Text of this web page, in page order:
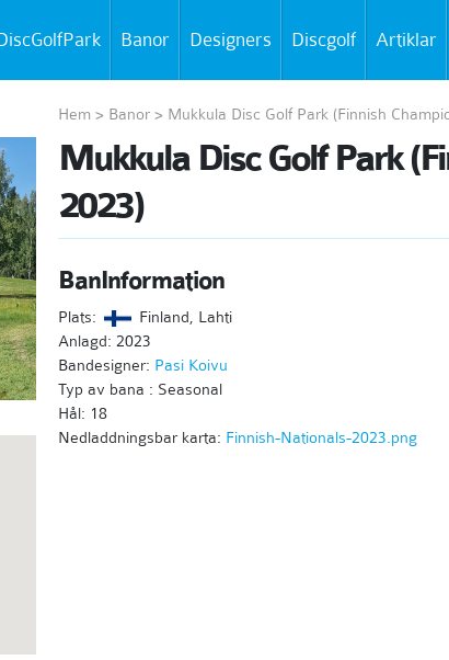
Banor Designers Discgolf Artiklar
Hem > Banor> Mukkula Disc Golf Park (Finnish
Mukkula Disc Golf Park
2023)
BanInformation
Plats:
Finland, Lahti
Anlagd: 2023
Bandesigner: Pasi Koivu
Typ av bana : Seasonal
Hål: 18
Nedladdningsbar karta: Finnish-Nationals-2023.png